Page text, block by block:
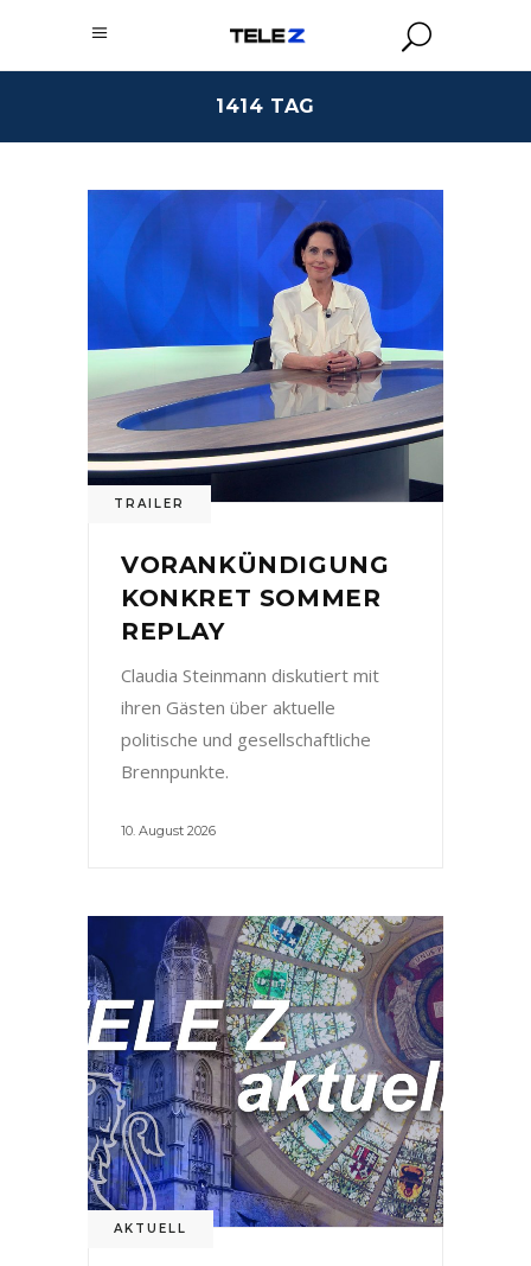
1414 TAG
TRAILER
VORANKÜNDIGUNG
KONKRET SOMMER
REPLAY
Claudia Steinmann diskutiert mit
ihren Gästen über aktuelle
politische und gesellschaftliche
Brennpunkte.
10. August 2026
AKTUELL